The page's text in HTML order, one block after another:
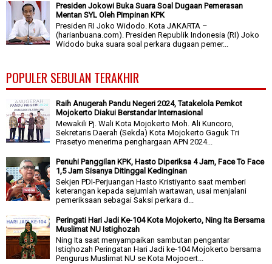
Presiden Jokowi Buka Suara Soal Dugaan Pemerasan
Mentan SYL Oleh Pimpinan KPK
Presiden RI Joko Widodo. Kota JAKARTA –
(harianbuana.com). Presiden Republik Indonesia (RI) Joko
Widodo buka suara soal perkara dugaan pemer...
POPULER SEBULAN TERAKHIR
Raih Anugerah Pandu Negeri 2024, Tatakelola Pemkot
Mojokerto Diakui Berstandar Internasional
Mewakili Pj. Wali Kota Mojokerto Moh. Ali Kuncoro,
Sekretaris Daerah (Sekda) Kota Mojokerto Gaguk Tri
Prasetyo menerima penghargaan APN 2024...
Penuhi Panggilan KPK, Hasto Diperiksa 4 Jam, Face To Face
1,5 Jam Sisanya Ditinggal Kedinginan
Sekjen PDI-Perjuangan Hasto Kristiyanto saat memberi
keterangan kepada sejumlah wartawan, usai menjalani
pemeriksaan sebagai Saksi perkara d...
Peringati Hari Jadi Ke-104 Kota Mojokerto, Ning Ita Bersama
Muslimat NU Istighozah
Ning Ita saat menyampaikan sambutan pengantar
Istiqhozah Peringatan Hari Jadi ke-104 Mojokerto bersama
Pengurus Muslimat NU se Kota Mojooert...